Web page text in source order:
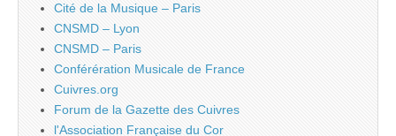
Cité de la Musique – Paris
CNSMD – Lyon
CNSMD – Paris
Conférération Musicale de France
Cuivres.org
Forum de la Gazette des Cuivres
l'Association Française du Cor